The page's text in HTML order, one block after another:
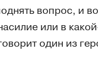
вопрос, и
или в
один из